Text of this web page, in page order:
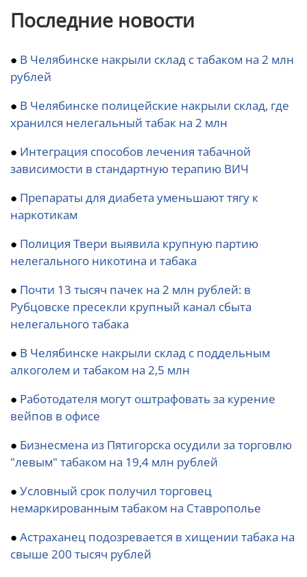
Последние новости
● В Челябинске накрыли склад с табаком на 2 млн
рублей
● В Челябинске полицейские накрыли склад, где
хранился нелегальный табак на 2 млн
● Интеграция способов лечения табачной
зависимости в стандартную терапию ВИЧ
● Препараты для диабета уменьшают тягу к
наркотикам
● Полиция Твери выявила крупную партию
нелегального никотина и табака
● Почти 13 тысяч пачек на 2 млн рублей: в
Рубцовске пресекли крупный канал сбыта
нелегального табака
● В Челябинске накрыли склад с поддельным
алкоголем и табаком на 2,5 млн
● Работодателя могут оштрафовать за курение
вейпов в офисе
● Бизнесмена из Пятигорска осудили за торговлю
"левым" табаком на 19,4 млн рублей
● Условный срок получил торговец
немаркированным табаком на Ставрополье
● Астраханец подозревается в хищении табака на
свыше 200 тысяч рублей